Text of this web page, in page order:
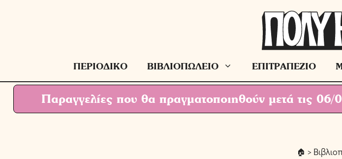
ΠΕΡΙΟΔΙΚΟ ΒΙΒΛΙΟΠΩΛΕΙΟ ΕΠΙΤΡΑΠΕΖΙΟ
Παραγγελίες που θα πραγματοποιηθούν μετά τις
>